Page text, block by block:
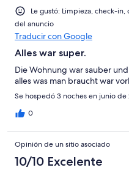
Le gustó: Limpieza, check-
del anuncio
Traducir con Google
Alles war super.
Die Wohnung war sauber
alles was man braucht war
Se hospedó 3 noches en junio de
0
Opinión de un sitio asociado
10/10 Excelente